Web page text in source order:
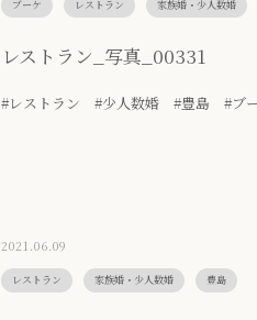
ブーケ レストラン 家族婚・少人数婚
レストラン_写真_00331
#レストラン #少人数婚 #豊島 #ブ
2021.06.09
レストラン 家族婚・少人数婚 豊島